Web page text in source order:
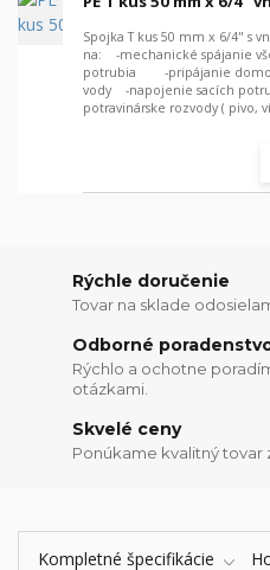
Spojka T kus 50 mm x 6/4" s
na: -mechanické spájanie
potrubia -pripájanie
vody -napojenie sacích
potravinárske rozvody ( pivo,
Rýchle doručenie
Tovar na sklade
Odborné
Rýchlo a ochotne
otázkami.
Skvelé ceny
Ponúkame kvalitný tovar
Kompletné špecifikácie